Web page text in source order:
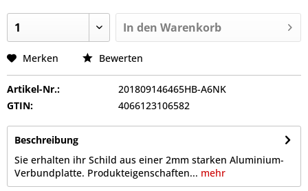
In den Warenkorb
Merken Bewerten
Artikel-Nr.:
201809146465HB-A6NK
GTIN:
4066123106582
Beschreibung
Sie erhalten ihr Schild aus einer 2mm starken Aluminium-
Verbundplatte. Produkteigenschaften... mehr